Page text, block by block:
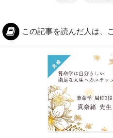
この記事を読んだ人は、